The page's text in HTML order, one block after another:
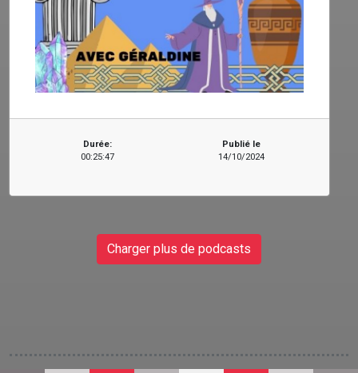
Durée:
00:25:47
Publié le
14/10/2024
Charger plus de podcasts